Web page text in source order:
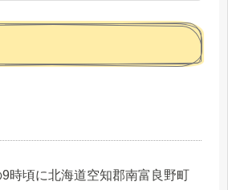
時頃に北海道空知郡南富良野町